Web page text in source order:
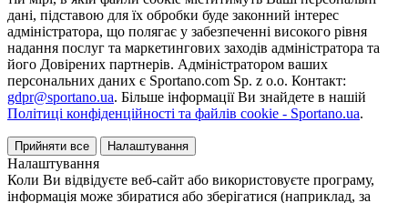
дані, підставою для їх обробки буде законний інтерес
адміністратора, що полягає у забезпеченні високого рівня
надання послуг та маркетингових заходів адміністратора та
його Довірених партнерів. Адміністратором ваших
персональних даних є Sportano.com Sp. z o.o. Контакт:
gdpr@sportano.ua. Більше інформації Ви знайдете в нашій
Політиці конфіденційності та файлів cookie - Sportano.ua.
Прийняти все Налаштування
Налаштування
Коли Ви відвідуєте веб-сайт або використовуєте програму,
інформація може збиратися або зберігатися (наприклад, за